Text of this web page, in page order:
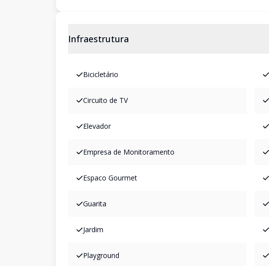
Infraestrutura
Bicicletário
Circuito de TV
Elevador
Empresa de Monitoramento
Espaco Gourmet
Guarita
Jardim
Playground